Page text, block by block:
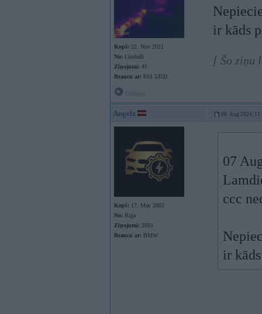
Kopš: 22. Nov 2021
No: Limbaži
Ziņojumi: 41
Braucu ar: E61 535D
ir kāds
[ Šo ziņu
Angelz 08. Aug 2024,
Kopš: 17. May 2002
No: Rīga
Ziņojumi: 2893
Braucu ar: BMW
07
ccc
ir